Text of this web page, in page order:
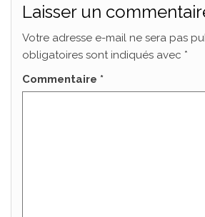
Laisser un
Votre adresse e-mail ne sera pas
obligatoires sont indiqués avec *
Commentaire *